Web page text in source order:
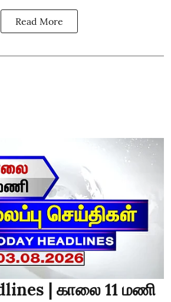
Read More
| காலை 11 மணி